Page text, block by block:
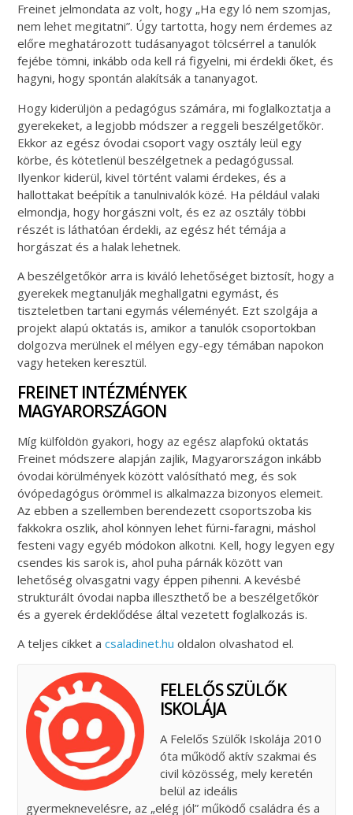
Freinet jelmondata az volt, hogy „Ha egy ló nem szomjas,
nem lehet megitatni”. Úgy tartotta, hogy nem érdemes az
előre meghatározott tudásanyagot tölcsérrel a tanulók
fejébe tömni, inkább oda kell rá figyelni, mi érdekli őket, és
hagyni, hogy spontán alakítsák a tananyagot.
Hogy kiderüljön a pedagógus számára, mi foglalkoztatja a
gyerekeket, a legjobb módszer a reggeli beszélgetőkör.
Ekkor az egész óvodai csoport vagy osztály leül egy
körbe, és kötetlenül beszélgetnek a pedagógussal.
Ilyenkor kiderül, kivel történt valami érdekes, és a
hallottakat beépítik a tanulnivalók közé. Ha például valaki
elmondja, hogy horgászni volt, és ez az osztály többi
részét is láthatóan érdekli, az egész hét témája a
horgászat és a halak lehetnek.
A beszélgetőkör arra is kiváló lehetőséget biztosít, hogy a
gyerekek megtanulják meghallgatni egymást, és
tiszteletben tartani egymás véleményét. Ezt szolgája a
projekt alapú oktatás is, amikor a tanulók csoportokban
dolgozva merülnek el mélyen egy-egy témában napokon
vagy heteken keresztül.
FREINET INTÉZMÉNYEK
MAGYARORSZÁGON
Míg külföldön gyakori, hogy az egész alapfokú oktatás
Freinet módszere alapján zajlik, Magyarországon inkább
óvodai körülmények között valósítható meg, és sok
óvópedagógus örömmel is alkalmazza bizonyos elemeit.
Az ebben a szellemben berendezett csoportszoba kis
fakkokra oszlik, ahol könnyen lehet fúrni-faragni, máshol
festeni vagy egyéb módokon alkotni. Kell, hogy legyen egy
csendes kis sarok is, ahol puha párnák között van
lehetőség olvasgatni vagy éppen pihenni. A kevésbé
strukturált óvodai napba illeszthető be a beszélgetőkör
és a gyerek érdeklődése által vezetett foglalkozás is.
A teljes cikket acsaladinet.hu oldalon olvashatod el.
FELELŐS SZÜLŐK
ISKOLÁJA
A Felelős Szülők Iskolája 2010
óta működő aktív szakmai és
civil közösség, mely keretén
belül az ideális
gyermeknevelésre, az „elég jól” működő családra és a